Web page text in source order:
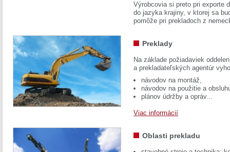
Výrobcovia si preto pri exporte
do jazyka krajiny, v ktorej sa
pomôže pri prekladoch z
Preklady
Na základe požiadaviek
a prekladateľských agentúr
návodov na montáž,
návodov na použitie a
plánov údržby a opráv...
Viac informácií
Oblasti prekladu